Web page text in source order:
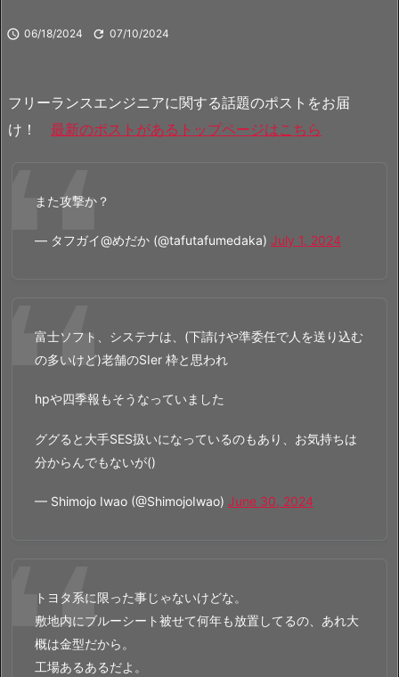
 06/18/2024  07/10/2024
フリーランスエンジニアに関する話題のポストをお届
け！ 最新のポストがあるトップページはこちら
また攻撃か？
— タフガイ@めだか (@tafutafumedaka) July 1, 2024
富士ソフト、システナは、(下請けや準委任で人を送り込む
の多いけど)老舗のSIer 枠と思われ
hpや四季報もそうなっていました
ググると大手SES扱いになっているのもあり、お気持ちは
分からんでもないが()
— Shimojo Iwao (@ShimojoIwao) June 30, 2024
トヨタ系に限った事じゃないけどな。
敷地内にブルーシート被せて何年も放置してるの、あれ大
概は金型だから。
工場あるあるだよ。